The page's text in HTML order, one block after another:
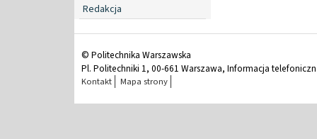
Redakcja
© Politechnika Warszawska
Pl. Politechniki 1, 00-661 Warszawa, Informacja
Kontakt Mapa strony